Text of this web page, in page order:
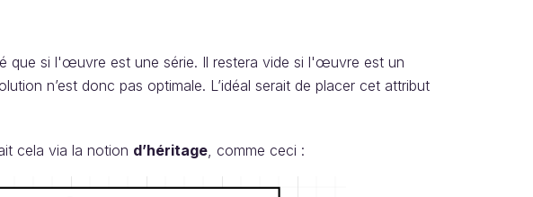
que si l'œuvre est une série. Il restera vide si l'œuvre est un
n’est donc pas optimale. L’idéal serait de placer cet attribut
cela via la notion d’héritage, comme ceci :